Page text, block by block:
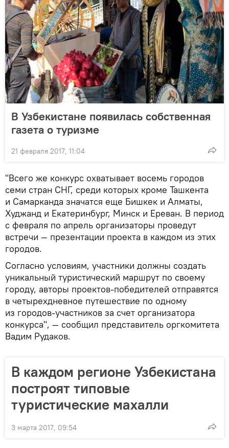
В Узбекистане появилась собственная
газета о туризме
21 февраля 2017, 11:04
"Всего же конкурс охватывает восемь городов
семи стран СНГ, среди которых кроме Ташкента
и Самарканда значатся еще Бишкек и Алматы,
Худжанд и Екатеринбург, Минск и Ереван. В период
с февраля по апрель организаторы проведут
встречи — презентации проекта в каждом из этих
городов.
Согласно условиям, участники должны создать
уникальный туристический маршрут по своему
городу, авторы проектов-победителей отправятся
в четырехдневное путешествие по одному
из городов-участников за счет организатора
конкурса", — сообщил представитель оргкомитета
Вадим Рудаков.
В каждом регионе Узбекистана
построят типовые
туристические махалли
3 марта 2017, 09:54